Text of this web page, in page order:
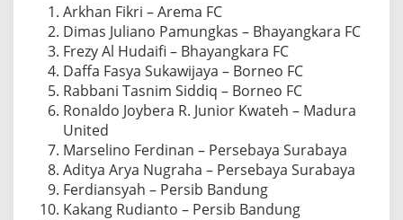
Arkhan Fikri – Arema FC
Dimas Juliano Pamungkas – Bhayangkara FC
Frezy Al Hudaifi – Bhayangkara FC
Daffa Fasya Sukawijaya – Borneo FC
Rabbani Tasnim Siddiq – Borneo FC
Ronaldo Joybera R. Junior Kwateh – Madura
United
Marselino Ferdinan – Persebaya Surabaya
Aditya Arya Nugraha – Persebaya Surabaya
Ferdiansyah – Persib Bandung
Kakang Rudianto – Persib Bandung